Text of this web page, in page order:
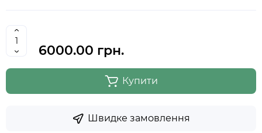
6000.00 грн.
Купити
Швидке замовлення